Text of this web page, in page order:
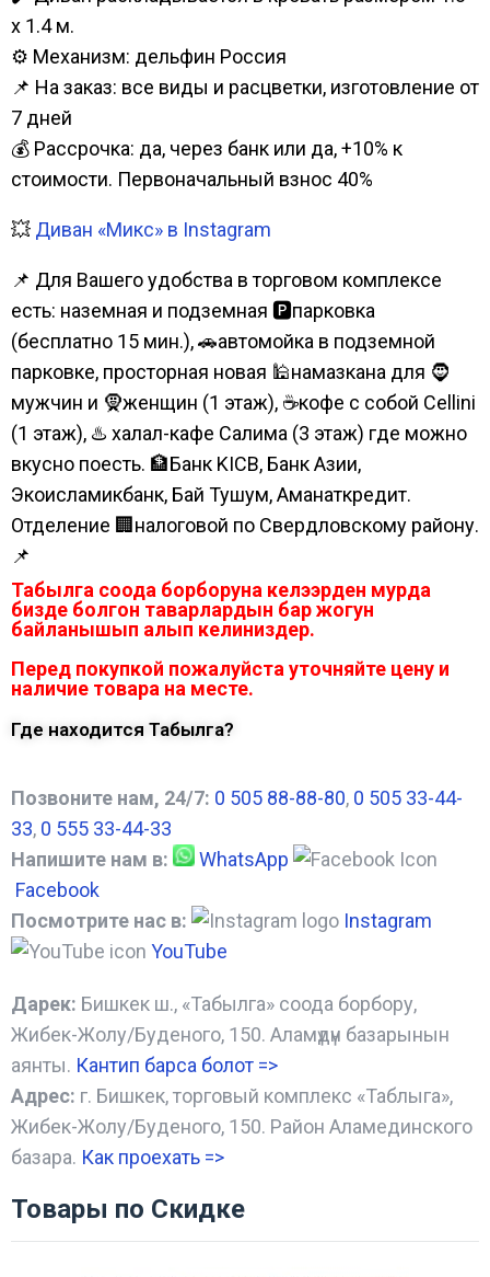
х 1.4 м.
⚙️ Механизм: дельфин Россия
📌 На заказ: все виды и расцветки, изготовление от
7 дней
💰 Рассрочка: да, через банк или да, +10% к
стоимости. Первоначальный взнос 40%
💥 Диван «Микс» в Instagram
📌 Для Вашего удобства в торговом комплексе
есть: наземная и подземная 🅿парковка
(бесплатно 15 мин.), 🚗автомойка в подземной
парковке, просторная новая 🕌намазкана для 🧔
мужчин и 🧕женщин (1 этаж), ☕кофе с собой Cellini
(1 этаж), ♨️ халал-кафе Салима (3 этаж) где можно
вкусно поесть. 🏦Банк KICB, Банк Азии,
Экоисламикбанк, Бай Тушум, Аманаткредит.
Отделение 🏢налоговой по Свердловскому району.
📌
Табылга соода борборуна келээрден мурда
бизде болгон таварлардын бар жогун
байланышып алып келиниздер.
Перед покупкой пожалуйста уточняйте цену и
наличие товара на месте.
Где находится Табылга?
Позвоните нам, 24/7: 0 505 88-88-80, 0 505 33-44-
33, 0 555 33-44-33
Напишите нам в:
WhatsApp
Facebook
Посмотрите нас в:
Instagram
YouTube
Дарек: Бишкек ш., «Табылга» соода борбору,
Жибек-Жолу/Буденого, 150. Аламүдүн базарынын
аянты. Кантип барса болот =>
Адрес: г. Бишкек, торговый комплекс «Таблыга»,
Жибек-Жолу/Буденого, 150. Район Аламединского
базара. Как проехать =>
Товары по Скидке